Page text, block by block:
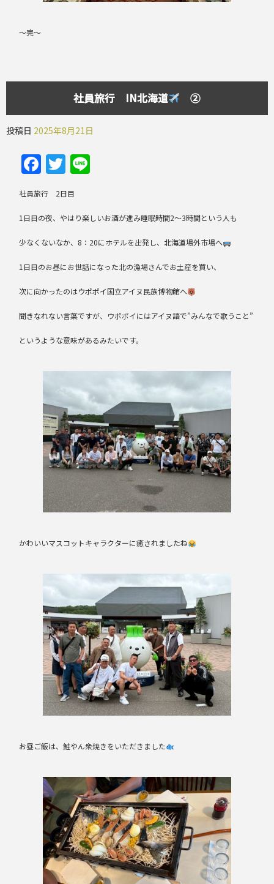
～完～
社員旅行 IN北海道 ②
投稿日 2025年8月21日
Facebook
Twitter
社員旅行 2日目
1日目の夜、やはり楽しいお酒が進み睡眠時間2～3時間という人も
少なくないなか、8：20にホテルを出発し、北海道場外市場へ
1日目のお昼にお世話になった北の漁場さんでお土産を買い、
次に向かったのはウポポイ国立アイヌ民族博物館へ
聞きなれない言葉ですが、ウポポイにはアイヌ語で”みんなで歌うこと”
というような意味があるみたいです。
かわいいマスコットキャラクターに癒されましたね
お昼ご飯は、鮭やん衆焼きをいただきました